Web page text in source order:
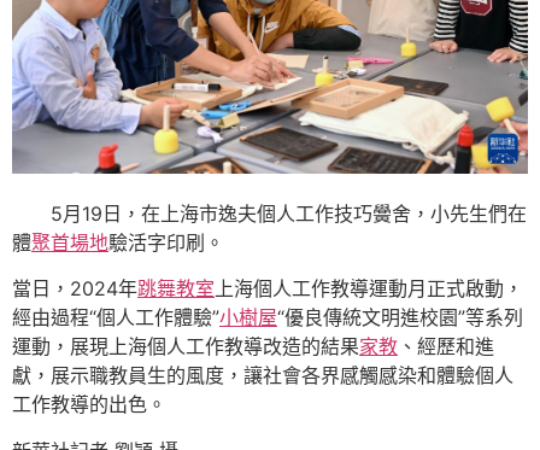
5月19日，在上海市逸夫個人工作技巧黌舍，小先生們在
體聚首場地驗活字印刷。
當日，2024年跳舞教室上海個人工作教導運動月正式啟動，
經由過程“個人工作體驗”小樹屋“優良傳統文明進校園”等系列
運動，展現上海個人工作教導改造的結果家教 、經歷和進
獻，展示職教員生的風度，讓社會各界感觸感染和體驗個人
工作教導的出色。